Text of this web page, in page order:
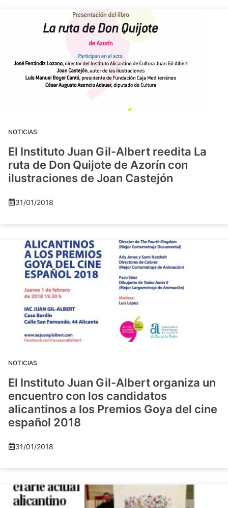
NOTICIAS
El Instituto Juan Gil-Albert reedita La
ruta de Don Quijote de Azorín con
ilustraciones de Joan Castejón
31/01/2018
NOTICIAS
El Instituto Juan Gil-Albert organiza un
encuentro con los candidatos
alicantinos a los Premios Goya del cine
español 2018
31/01/2018